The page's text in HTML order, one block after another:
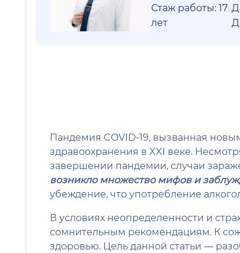
Стаж работы: 17
лет
Пандемия COVID-19, вызванная
здравоохранения в XXI веке.
завершении пандемии, случаи
возникло множество мифов и
убеждение, что употребление
В условиях неопределенности и
сомнительным рекомендациям. К
здоровью. Цель данной статьи —